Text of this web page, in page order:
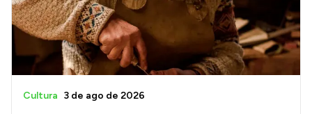
Cultura 3 de ago de 2026